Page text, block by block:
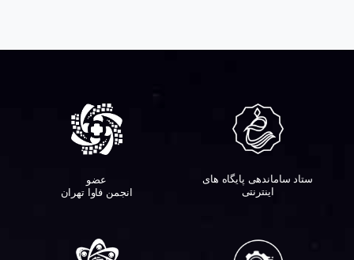
ستاد ساماندهی پایگاه های
اینترنتی
عضو
انجمن فاوا تهران